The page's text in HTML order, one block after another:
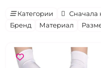
Категории Сначала
Бренд
Материал